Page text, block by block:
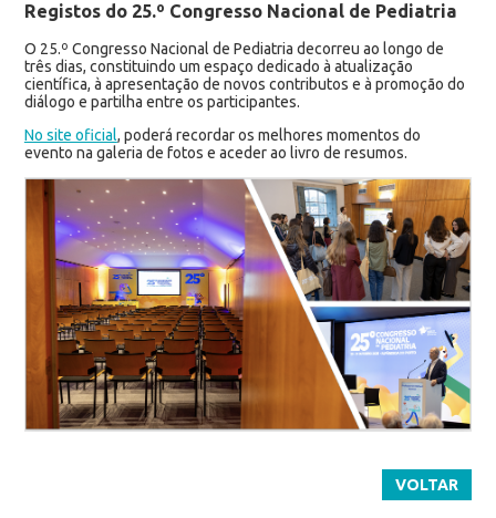
Registos do 25.º Congresso Nacional de Pediatria
O 25.º Congresso Nacional de Pediatria decorreu ao longo de
três dias, constituindo um espaço dedicado à atualização
científica, à apresentação de novos contributos e à promoção do
diálogo e partilha entre os participantes.
No site oficial, poderá recordar os melhores momentos do
evento na galeria de fotos e aceder ao livro de resumos.
VOLTAR